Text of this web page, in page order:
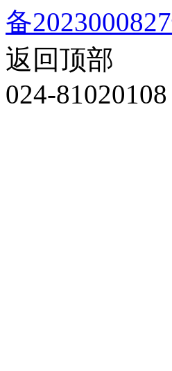
备
返回顶部
024-81020108